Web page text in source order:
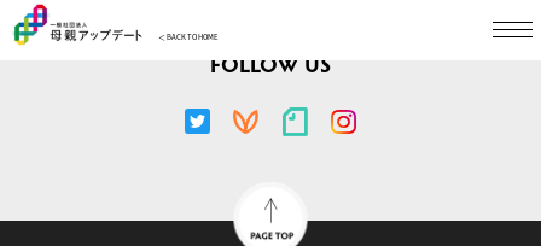
＜ BACK TO HOME
FOLLOW US